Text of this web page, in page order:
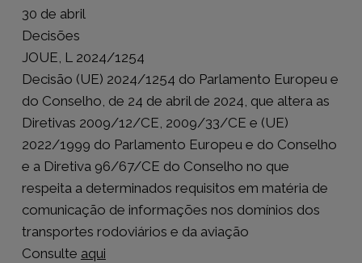
30 de abril
Decisões
JOUE, L 2024/1254
Decisão (UE) 2024/1254 do Parlamento Europeu e
do Conselho, de 24 de abril de 2024, que altera as
Diretivas 2009/12/CE, 2009/33/CE e (UE)
2022/1999 do Parlamento Europeu e do Conselho
e a Diretiva 96/67/CE do Conselho no que
respeita a determinados requisitos em matéria de
comunicação de informações nos domínios dos
transportes rodoviários e da aviação
Consulte aqui